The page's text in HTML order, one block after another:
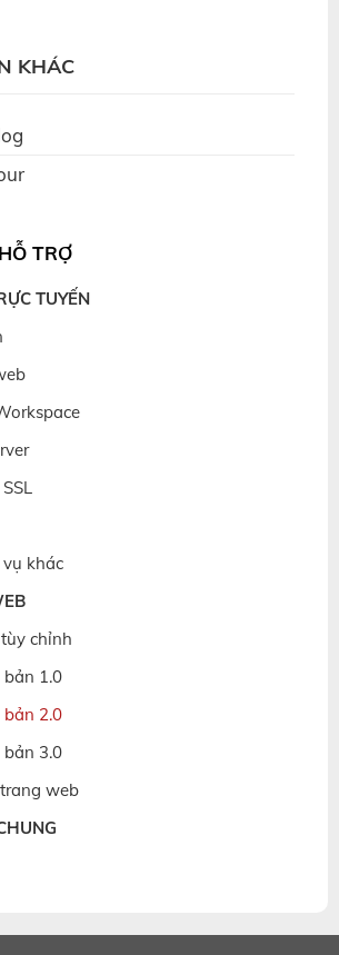
KHÁC
TRỢ
TUYẾN
vụ khác
chỉnh
bản 1.0
bản 2.0
bản 3.0
web